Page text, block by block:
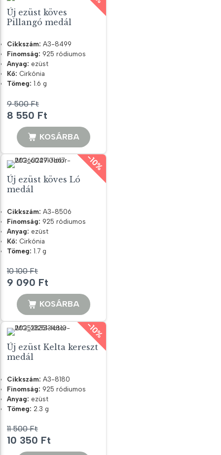
Új ezüst köves
Pillangó medál
Cikkszám: A3-8499
Finomság: 925 ródiumos
Anyag: ezüst
Kő: Cirkónia
Tömeg: 1.6 g
9 500Ft
Original
price
was:
500 Ft.
8 550 Ft
price
is:
8
550 Ft.
KOSÁRBA
-10%
Új ezüst köves Ló
medál
Cikkszám: A3-8506
Finomság: 925 ródiumos
Anyag: ezüst
Kő: Cirkónia
Tömeg: 1.7 g
10 100Ft
Original
price
was:
100 Ft.
9 090 Ft
price
is:
9
090 Ft.
KOSÁRBA
-10%
Új ezüst Kelta kereszt
medál
Cikkszám: A3-8180
Finomság: 925 ródiumos
Anyag: ezüst
Tömeg: 2.3 g
11 500Ft
Original
price
10 350 Ft
price